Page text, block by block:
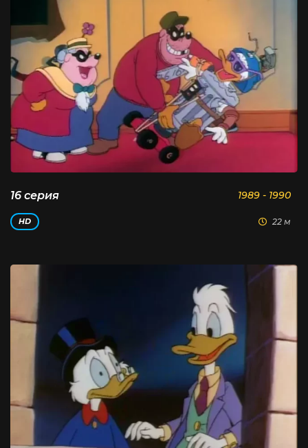
16 серия 1989 - 1990
HD 22 м